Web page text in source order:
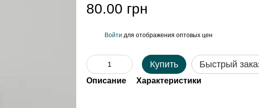
80.00 грн
Войти для отображения оптовых цен
Купить Быстрый
Описание Характеристики